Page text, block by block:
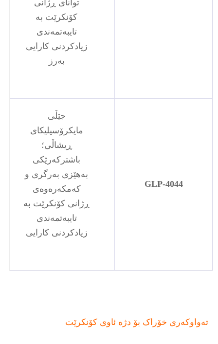
توانای ڕژانی
کۆنکرێت بە
تایبەتمەندی
زیادکردنی کارایی
بەرز
GLP-4044
جێڵی
مایکرۆسیلیکای
ڕیشاڵی؛
باشترکەرێکی
بەهێزی بەرگری و
کەمکەرەوەی
ڕژانی کۆنکرێت بە
تایبەتمەندی
زیادکردنی کارایی
تەواوکەری خۆراک بۆ دژە ئاوی کۆنکرێت